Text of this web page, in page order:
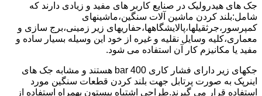
جک های هیدرولیک در صنایع کاربر های مفید و زیادی دارند که
شامل:بلند کردن ماشین آلات سنگین،ماشینهای
کمپرسور،جرثقیلها،پالایشگاهها،حفاریهای زیر زمینی،برج سازی و
معماری،کلیه وسایل نقلیه و غیره از خود این وسیله بسیار ساده و
مفید یا مکانیزم کار آن استفاده می شود.
جکهای زیر دارای فشار کاری 400 bar هستند و مشابه جک های
اینرپک به صورت پرتابل جهت بلند کردن قطعات سنگین مورد
استفاده قرار می گیرند.طراحی اشتباه پیستون بهمراه استفاده از